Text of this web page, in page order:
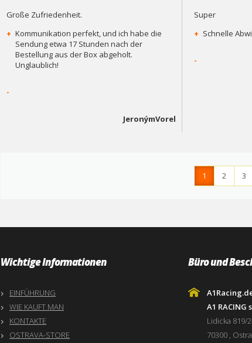
Große Zufriedenheit.
+ Kommunikation perfekt, und ich habe die
Sendung etwa 17 Stunden nach der
Bestellung aus der Box abgeholt.
Unglaublich!
-
JeronýmVorel
Super
+ Schnelle
-
1 2 3
Wichtige Informationen
EINFÜHRUNG
WIE KAUFT MAN
KONTAKTE
OSTRAVA-STORE
Büro und
A1 RACING
Lidicka 819/
70300 ,